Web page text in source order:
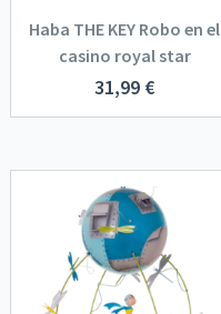
Haba THE KEY Robo en el
casino royal star
31,99 €